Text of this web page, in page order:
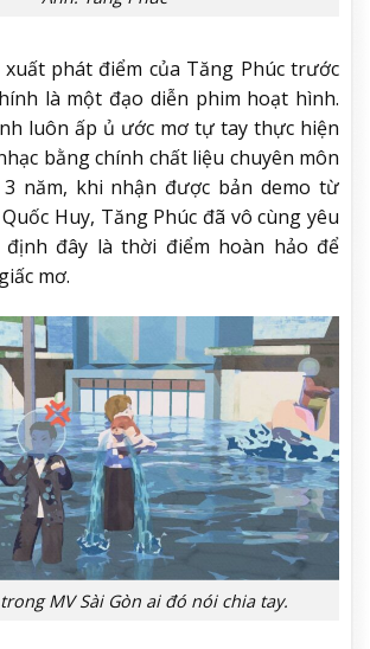
phát điểm của Tăng Phúc trước
là một đạo diễn phim hoạt hình.
luôn ấp ủ ước mơ tự tay thực hiện
bằng chính chất liệu chuyên môn
3 năm, khi nhận được bản demo từ
Huy, Tăng Phúc đã vô cùng yêu
đây là thời điểm hoàn hảo để
mơ.
MV Sài Gòn ai đó nói chia tay.